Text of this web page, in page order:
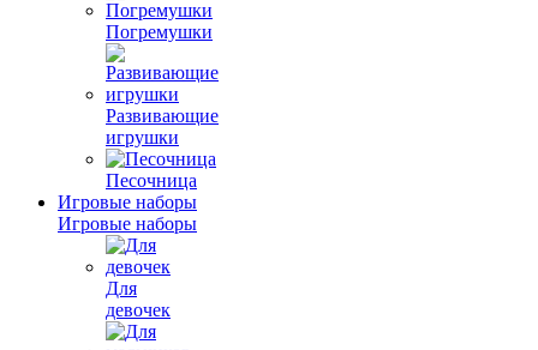
Погремушки
Развивающие
игрушки
Песочница
Игровые наборы
Игровые наборы
Для
девочек